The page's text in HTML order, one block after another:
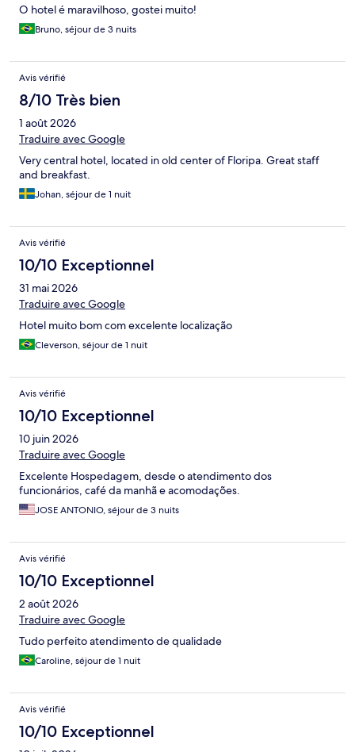
O hotel é maravilhoso, gostei muito!
Bruno, séjour de 3 nuits
Avis vérifié
8/10 Très bien
1 août 2026
Traduire avec Google
Very central hotel, located in old center of Floripa. Great staff
and breakfast.
Johan, séjour de 1 nuit
Avis vérifié
10/10 Exceptionnel
31 mai 2026
Traduire avec Google
Hotel muito bom com excelente localização
Cleverson, séjour de 1 nuit
Avis vérifié
10/10 Exceptionnel
10 juin 2026
Traduire avec Google
Excelente Hospedagem, desde o atendimento dos
funcionários, café da manhã e acomodações.
JOSE ANTONIO, séjour de 3 nuits
Avis vérifié
10/10 Exceptionnel
2 août 2026
Traduire avec Google
Tudo perfeito atendimento de qualidade
Caroline, séjour de 1 nuit
Avis vérifié
10/10 Exceptionnel